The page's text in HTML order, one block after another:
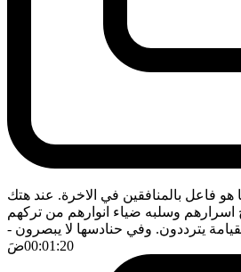
هو فاعل بالمنافقين في الاخرة. عند هتك
اسرارهم وسلبه ضياء انوارهم من تركهم
يترددون. وفي حنادسها لا يبصرون -
00:01:20ضَ